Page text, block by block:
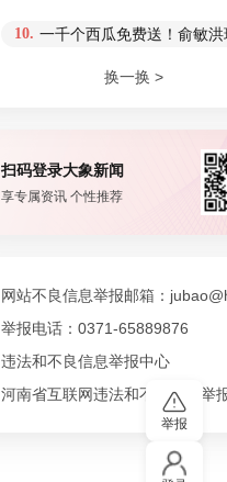
10. 一千个西瓜免费送！俞敏
换一换 >
扫码登录大象新闻
享专属资讯 个性推荐
网站不良信息举报邮箱：
举报电话：0371-65889876
违法和不良信息举报中心
河南省互联网违法和不良信息举
举报